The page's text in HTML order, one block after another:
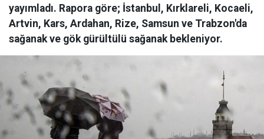
yayımladı. Rapora göre; İstanbul, Kırklareli, Kocaeli,
Artvin, Kars, Ardahan, Rize, Samsun ve Trabzon'da
sağanak ve gök gürültülü sağanak bekleniyor.